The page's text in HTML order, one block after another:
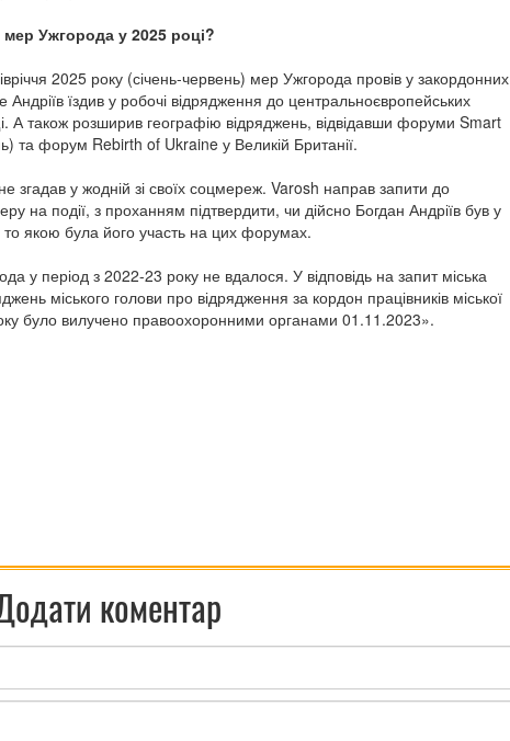
Ужгорода у 2025 році?
2025 року (січень-червень) мер Ужгорода провів у закордонних
їздив у робочі відрядження до центральноєвропейських
А також розширив географію відряджень, відвідавши форуми Smart
та форум Rebirth of Ukraine у Великій Британії.
згадав у жодній зі своїх соцмереж. Varosh направ запити до
на події, з проханням підтвердити, чи дійсно Богдан Андріїв був у
то якою була його участь на цих форумах.
у період з 2022-23 року не вдалося. У відповідь на запит міська
міського голови про відрядження за кордон працівників міської
було вилучено правоохоронними органами 01.11.2023».
коментар